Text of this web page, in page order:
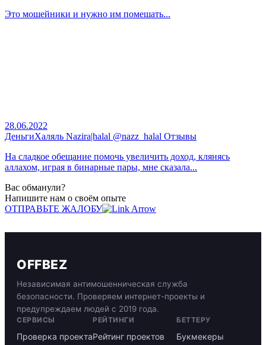
Это мошейники и нужно им помешать...
28.06.2022
ДеньгиХаляль Nazira|halal @nazz_halal Отзывы
На сладкое обещание помочь увеличить доход, клянясь
аллахом, играя в бинарные пары, мне сказала...
Вас обманули?
Напишите нам о своём опыте
ОТПРАВЬТЕ ЖАЛОБУ
OFFBEZ
Независимая антимошенническая служба
безопасности. Проверяем интернет-проекты и
предупреждаем людей с 2019 года.
СЕРВИСЫ
Проверка проекта
РЕЙТИНГИ
Рейтинг проектов
БЕТТЕРУ
Букмекеры